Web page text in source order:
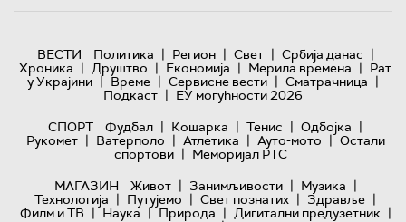
ВЕСТИ Политика | Регион | Свет | Србија данас |
Хроника | Друштво | Економија | Мерила времена | Рат
у Украјини | Време | Сервисне вести | Сматрачница |
Подкаст | ЕУ могућности 2026
СПОРТ
Фудбал | Кошарка | Тенис | Одбојка |
Рукомет | Ватерполо | Атлетика | Ауто-мото | Остали
спортови | Меморијал РТС
МАГАЗИН
Живот | Занимљивости | Музика |
Технологијa | Путујемо | Свет познатих | Здравље |
Филм и ТВ | Наука | Природа | Дигитални предузетник |